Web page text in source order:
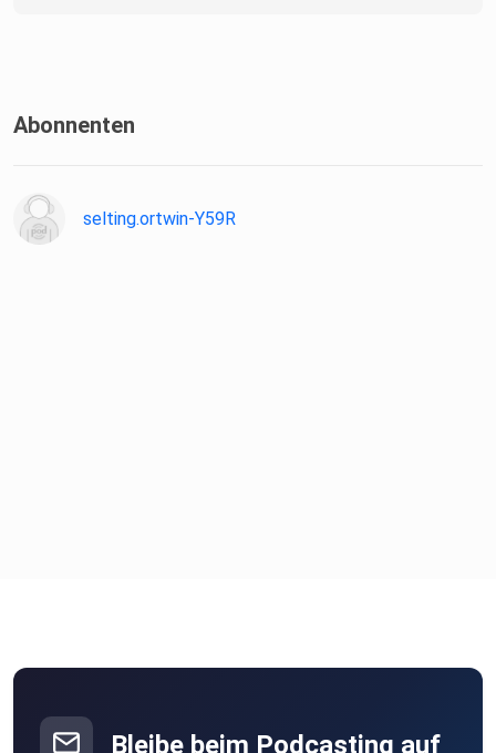
Abonnenten
selting.ortwin-Y59R
Bleibe beim Podcasting auf